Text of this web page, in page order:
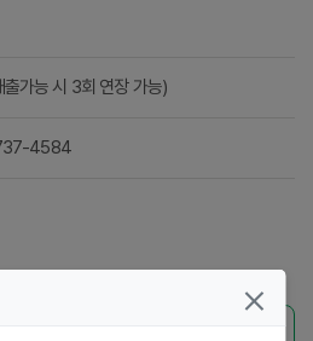
가능 시 3회 연장 가능)
4584